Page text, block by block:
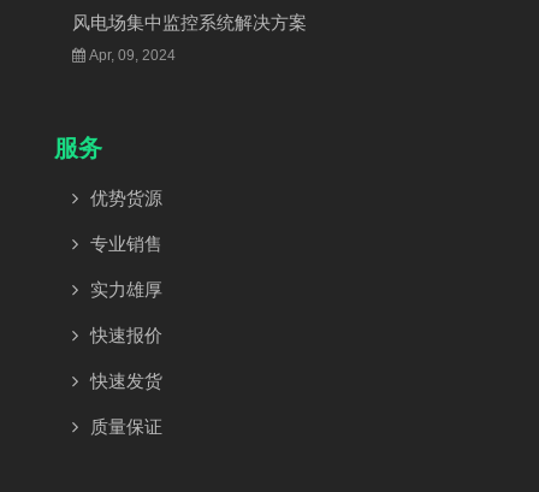
风电场集中监控系统解决方案
Apr, 09, 2024
服务
优势货源
专业销售
实力雄厚
快速报价
快速发货
质量保证